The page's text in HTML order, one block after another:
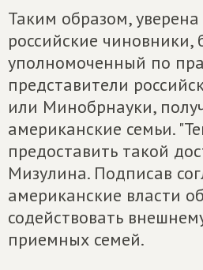
Таким образом,
российские чиновники,
уполномоченный по
представители
или Минобрнауки,
американские семьи.
предоставить такой
Мизулина. Подписав
американские власти
содействовать
приемных семей.